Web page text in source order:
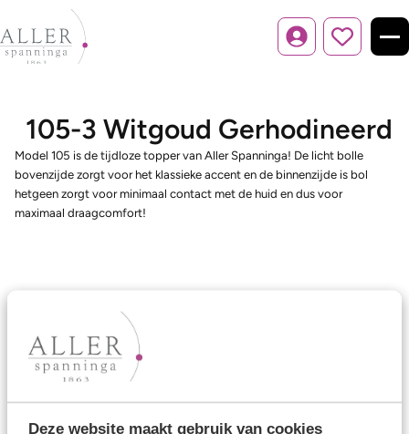
Deze website maakt gebruik van cookies
Inloggen
105-3 Witgoud Gerhodineerd
Model 105 is de tijdloze topper van Aller Spanninga! De licht bolle
bovenzijde zorgt voor het klassieke accent en de binnenzijde is bol
hetgeen zorgt voor minimaal contact met de huid en dus voor
maximaal draagcomfort!
Ons aanbod
Memoireringen